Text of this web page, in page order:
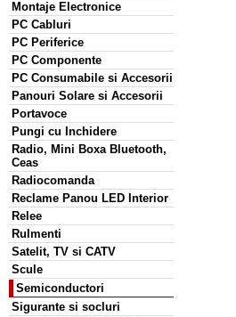
Montaje Electronice
PC Cabluri
PC Periferice
PC Componente
PC Consumabile si Accesorii
Panouri Solare si Accesorii
Portavoce
Pungi cu Inchidere
Radio, Mini Boxa Bluetooth,
Ceas
Radiocomanda
Reclame Panou LED Interior
Relee
Rulmenti
Satelit, TV si CATV
Scule
Semiconductori
Sigurante si socluri